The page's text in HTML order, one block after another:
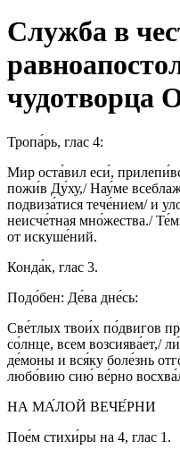
Служба в
чудотворца
Тропа́рь, глас 4:
Мир оста́вил еси́,
пожи́в Ду́ху,/ Нау́ме
подвиза́тися тече́нием/ и
неисче́тная мно́жества./
от искуше́ний.
Конда́к, глас 3.
Подо́бен: Де́ва дне́сь:
Све́тлых твои́х по́двигов
со́лнце, всем возсиява́ет,/
де́моны и вся́ку боле́знь
любо́вию сию́ ве́рно
НА МА́ЛОЙ ВЕЧЕ́РНИ
Пое́м стихи́ры на 4, глас 1.